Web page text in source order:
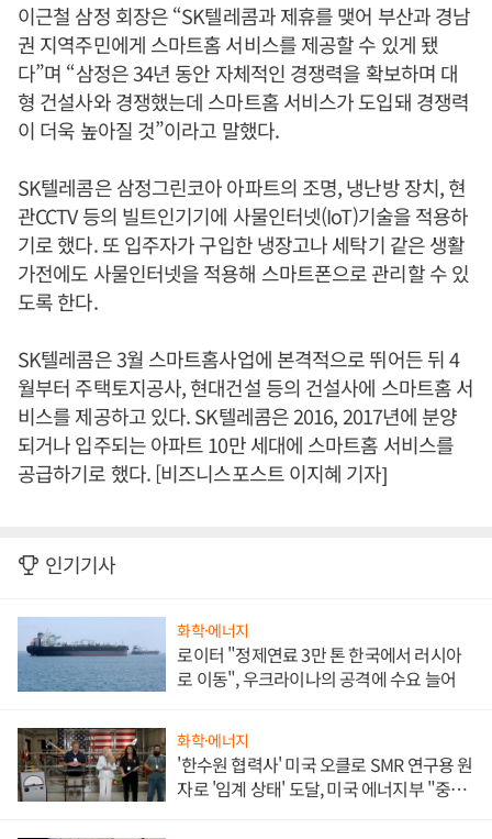
이근철 삼정 회장은 “SK텔레콤과 제휴를 맺어 부산과 경남
권 지역주민에게 스마트홈 서비스를 제공할 수 있게 됐
다”며 “삼정은 34년 동안 자체적인 경쟁력을 확보하며 대
형 건설사와 경쟁했는데 스마트홈 서비스가 도입돼 경쟁력
이 더욱 높아질 것”이라고 말했다.
SK텔레콤은 삼정그린코아 아파트의 조명, 냉난방 장치, 현
관CCTV 등의 빌트인기기에 사물인터넷(IoT)기술을 적용하
기로 했다. 또 입주자가 구입한 냉장고나 세탁기 같은 생활
가전에도 사물인터넷을 적용해 스마트폰으로 관리할 수 있
도록 한다.
SK텔레콤은 3월 스마트홈사업에 본격적으로 뛰어든 뒤 4
월부터 주택토지공사, 현대건설 등의 건설사에 스마트홈 서
비스를 제공하고 있다. SK텔레콤은 2016, 2017년에 분양
되거나 입주되는 아파트 10만 세대에 스마트홈 서비스를
공급하기로 했다. [비즈니스포스트 이지혜 기자]
인기기사
화학·에너지
로이터 "정제연료 3만 톤 한국에서 러시아
로 이동", 우크라이나의 공격에 수요 늘어
화학·에너지
'한수원 협력사' 미국 오클로 SMR 연구용 원
자로 '임계 상태' 도달, 미국 에너지부 "중요